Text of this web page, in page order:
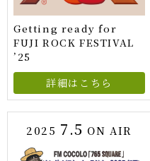
Getting ready for
FUJI ROCK FESTIVAL
’25
詳細はこちら
2025 7.5 ON AIR